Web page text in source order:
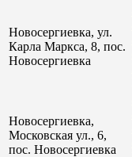
Новосергиевка, ул.
Карла Маркса, 8, пос.
Новосергиевка
Новосергиевка,
Московская ул., 6,
пос. Новосергиевка